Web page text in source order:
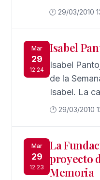
los
🕐 29/03/2010
Mar
29
12:24
Isabel
Isabel
de la
Isabel. La
encontraba
🕐 29/03/2010
Mar
29
12:23
La
proyecto
Memoria